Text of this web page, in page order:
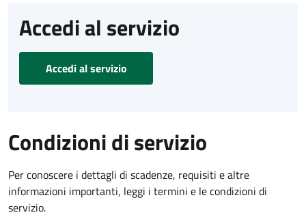
Accedi al servizio
Accedi al servizio
Condizioni di servizio
Per conoscere i dettagli di scadenze, requisiti e altre
informazioni importanti, leggi i termini e le condizioni di
servizio.